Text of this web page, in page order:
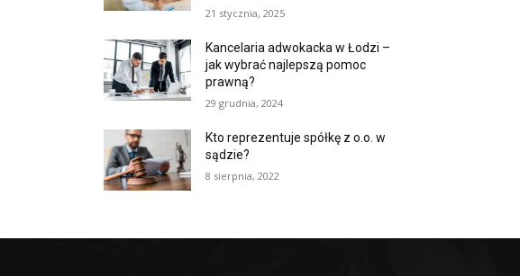
21 stycznia, 2025
Kancelaria adwokacka w Łodzi –
jak wybrać najlepszą pomoc
prawną?
29 grudnia, 2024
Kto reprezentuje spółkę z o.o. w
sądzie?
8 sierpnia, 2022